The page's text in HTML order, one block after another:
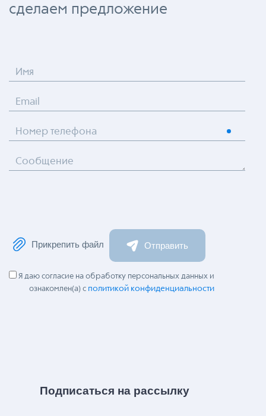
сделаем предложение
Имя
Email
Номер телефона
Сообщение
Прикрепить файл Отправить
Я даю согласие на обработку персональных данных и
ознакомлен(а) с политикой конфиденциальности
Подписаться на рассылку